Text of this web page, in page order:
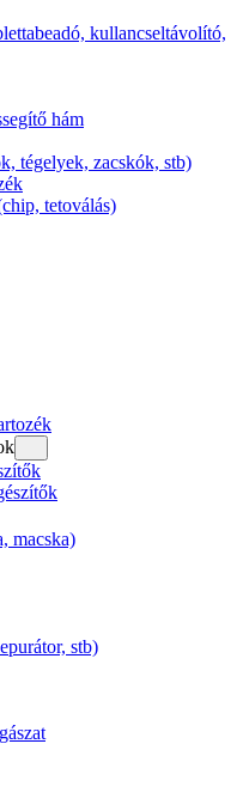
kullancseltávolító,
hám
tégelyek, zacskók, stb)
tetoválás)
macska)
stb)